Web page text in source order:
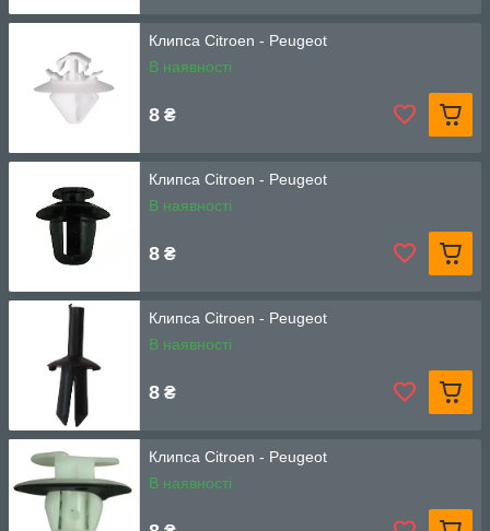
Клипса Citroen - Peugeot
В наявності
8 ₴
Клипса Citroen - Peugeot
В наявності
8 ₴
Клипса Citroen - Peugeot
В наявності
8 ₴
Клипса Citroen - Peugeot
В наявності